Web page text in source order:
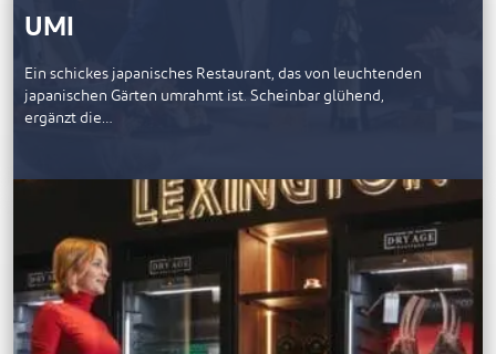
UMI
Ein schickes japanisches Restaurant, das von leuchtenden
japanischen Gärten umrahmt ist. Scheinbar glühend,
ergänzt die…